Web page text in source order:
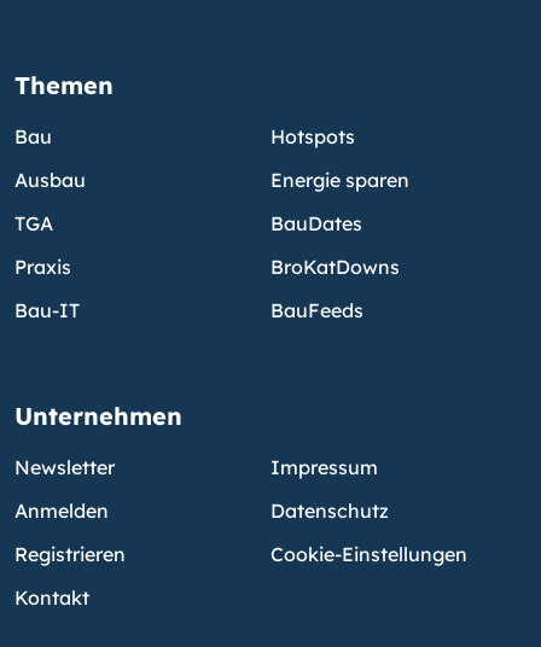
Themen
Bau
Ausbau
TGA
Praxis
Bau-IT
Hotspots
Energie sparen
BauDates
BroKatDowns
BauFeeds
Unternehmen
Newsletter
Anmelden
Registrieren
Kontakt
Impressum
Datenschutz
Cookie-Einstellungen